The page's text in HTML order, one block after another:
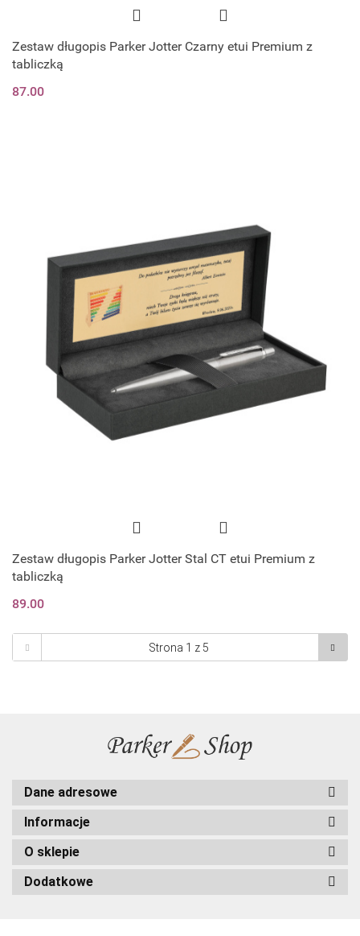
Zestaw długopis Parker Jotter Czarny etui Premium z
tabliczką
87.00
Zestaw długopis Parker Jotter Stal CT etui Premium z
tabliczką
89.00
Dane adresowe
Informacje
O sklepie
Dodatkowe